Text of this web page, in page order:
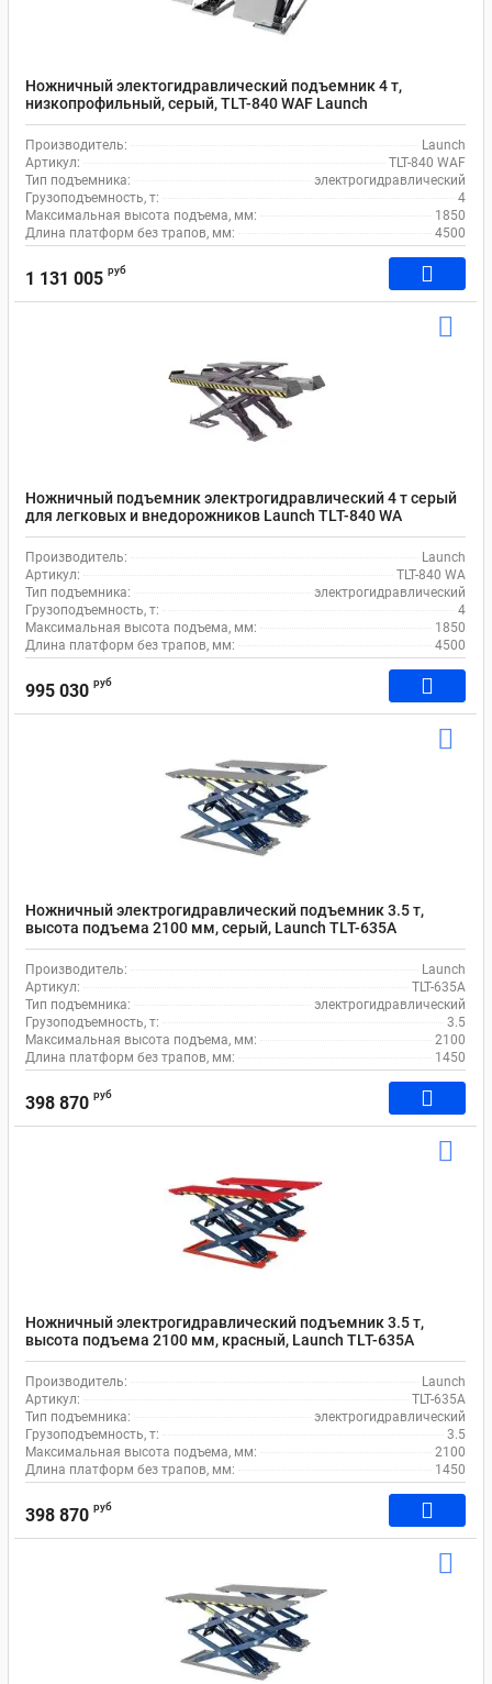
Ножничный электогидравлический подъемник 4 т,
низкопрофильный, серый, TLT-840 WAF Launch
Производитель:
Launch
Артикул:
TLT-840 WAF
Тип подъемника:
электрогидравлический
Грузоподъемность, т:
4
Максимальная высота подъема, мм:
1850
Длина платформ без трапов, мм:
4500
1 131 005 руб
Ножничный подъемник электрогидравлический 4 т серый
для легковых и внедорожников Launch TLT-840 WA
Производитель:
Launch
Артикул:
TLT-840 WA
Тип подъемника:
электрогидравлический
Грузоподъемность, т:
4
Максимальная высота подъема, мм:
1850
Длина платформ без трапов, мм:
4500
995 030 руб
Ножничный электрогидравлический подъемник 3.5 т,
высота подъема 2100 мм, серый, Launch TLT-635A
Производитель:
Launch
Артикул:
TLT-635A
Тип подъемника:
электрогидравлический
Грузоподъемность, т:
3.5
Максимальная высота подъема, мм:
2100
Длина платформ без трапов, мм:
1450
398 870 руб
Ножничный электрогидравлический подъемник 3.5 т,
высота подъема 2100 мм, красный, Launch TLT-635A
Производитель:
Launch
Артикул:
TLT-635A
Тип подъемника:
электрогидравлический
Грузоподъемность, т:
3.5
Максимальная высота подъема, мм:
2100
Длина платформ без трапов, мм:
1450
398 870 руб